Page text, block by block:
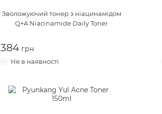
Зволожуючий тонер з ніацинамідом
Q+A Niacinamide Daily Toner
384